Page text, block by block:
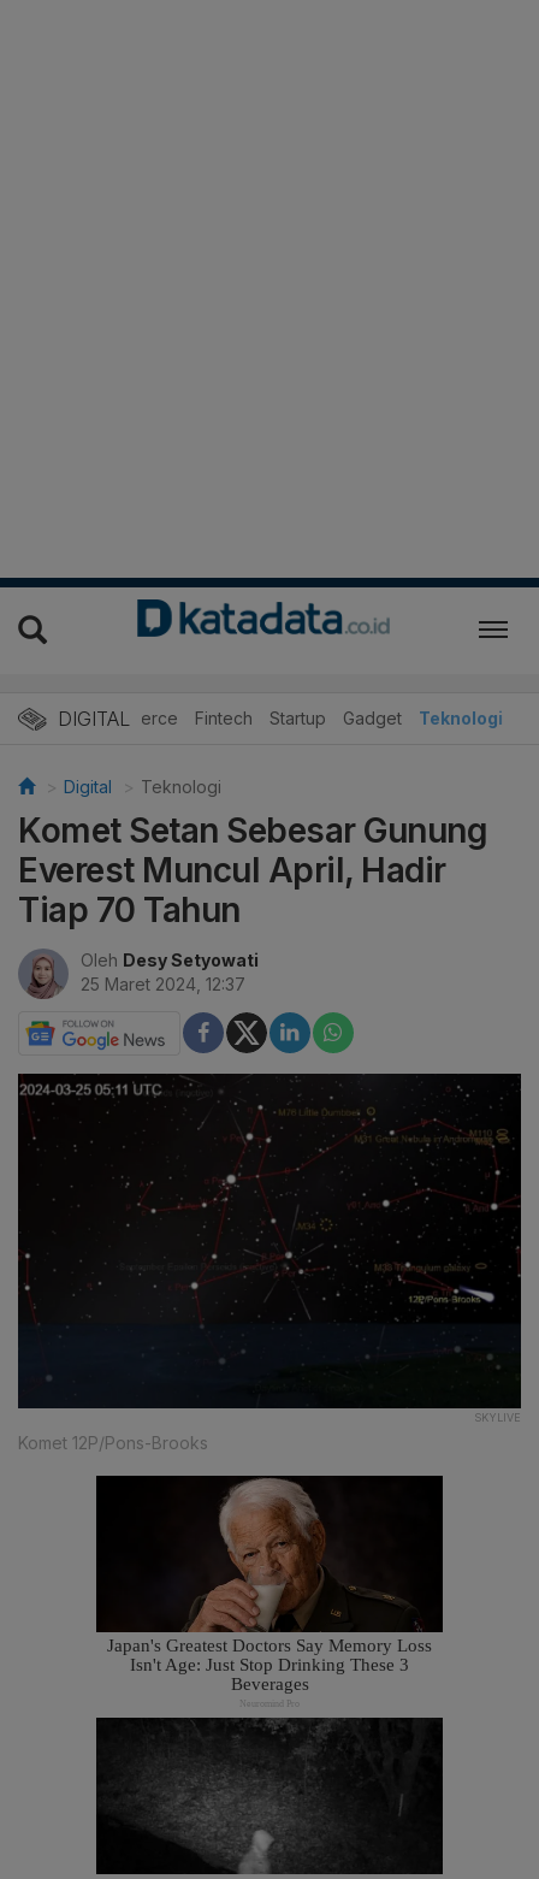
DIGITAL
E-Commerce Fintech Startup Gadget Teknologi
Digital Teknologi
Komet Setan Sebesar Gunung
Everest Muncul April, Hadir
Tiap 70 Tahun
Oleh Desy Setyowati
25 Maret 2024, 12:37
SKYLIVE
Komet 12P/Pons-Brooks